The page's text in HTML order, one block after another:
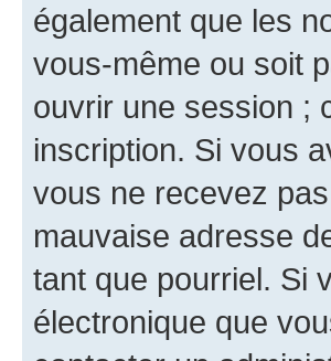
également que les
vous-même ou soit
ouvrir une session ;
inscription. Si vous
vous ne recevez
mauvaise adresse
tant que pourriel. Si
électronique que